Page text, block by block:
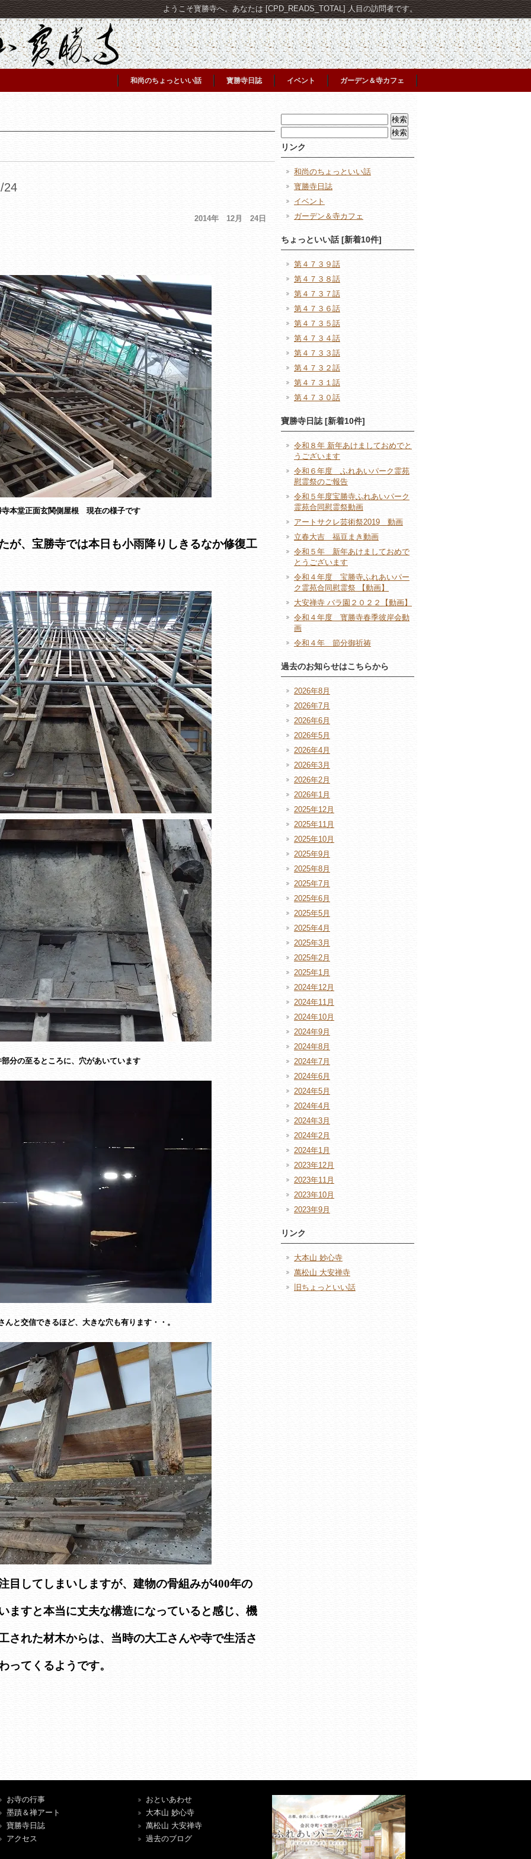
ようこそ寳勝寺へ。あなたは [CPD_READS_TOTAL] 人目の訪問者です。
和尚のちょっといい話 寳勝寺日誌 イベント ガーデン＆寺カフェ
24
2014年 12月 24日
寺本堂正面玄関側屋根 現在の様子です
が、宝勝寺では本日も小雨降りしきるなか修復工
分の至るところに、穴があいています
んと交信できるほど、大きな穴も有ります・・。
目してしまいしますが、建物の骨組みが400年の
ますと本当に丈夫な構造になっていると感じ、機
された材木からは、当時の大工さんや寺で生活さ
ってくるようです。
索:
索:
リンク
和尚のちょっといい話
寳勝寺日誌
イベント
ガーデン＆寺カフェ
ちょっといい話 [新着10件]
第４７３９話
第４７３８話
第４７３７話
第４７３６話
第４７３５話
第４７３４話
第４７３３話
第４７３２話
第４７３１話
第４７３０話
寶勝寺日誌 [新着10件]
令和８年 新年あけましておめでと
うございます
令和６年度 ふれあいパーク霊苑
慰霊祭のご報告
令和５年度宝勝寺ふれあいパーク
霊苑合同慰霊祭動画
アートサクレ芸術祭2019 動画
立春大吉 福豆まき動画
令和５年 新年あけましておめで
とうございます
令和４年度 宝勝寺ふれあいパー
ク霊苑合同慰霊祭 【動画】
大安禅寺 バラ園２０２２【動画】
令和４年度 寳勝寺春季彼岸会動
画
令和４年 節分御祈祷
過去のお知らせはこちらから
2026年8月
2026年7月
2026年6月
2026年5月
2026年4月
2026年3月
2026年2月
2026年1月
2025年12月
2025年11月
2025年10月
2025年9月
2025年8月
2025年7月
2025年6月
2025年5月
2025年4月
2025年3月
2025年2月
2025年1月
2024年12月
2024年11月
2024年10月
2024年9月
2024年8月
2024年7月
2024年6月
2024年5月
2024年4月
2024年3月
2024年2月
2024年1月
2023年12月
2023年11月
2023年10月
2023年9月
リンク
大本山 妙心寺
萬松山 大安禅寺
旧ちょっといい話
お寺の行事
墨蹟＆禅アート
寶勝寺日誌
アクセス
おといあわせ
大本山 妙心寺
萬松山 大安禅寺
過去のブログ